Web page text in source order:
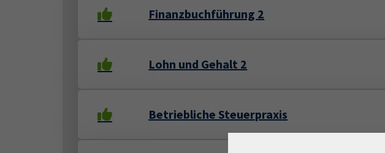
Finanzbuchführung 2
Lohn und Gehalt 2
Betriebliche Steuerpraxis